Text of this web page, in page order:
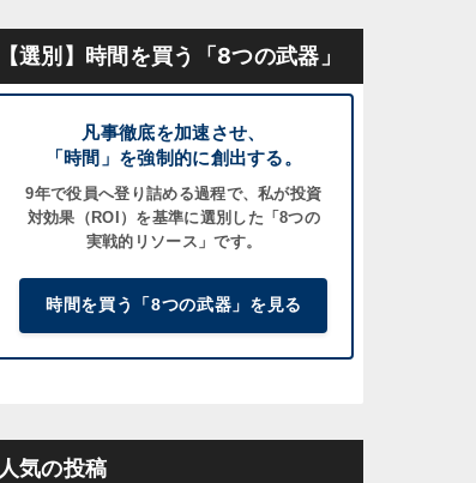
【選別】時間を買う「8つの武器」
凡事徹底を加速させ、
「時間」を強制的に創出する。
9年で役員へ登り詰める過程で、私が投資
対効果（ROI） を基準に選別した「8つの
実戦的リソース」です。
時間を買う「8つの武器」を見る
人気の投稿